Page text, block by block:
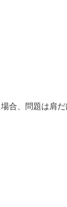
合、問題は肩